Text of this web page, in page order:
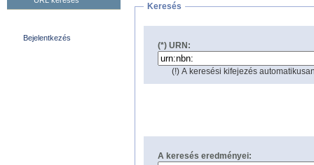
Bejelentkezés
Keresés
(*) URN:
(!) A keresési kifejezés
A keresés eredményei: